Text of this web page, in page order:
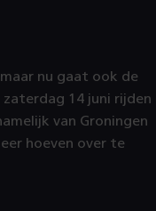
nu gaat ook de
14 juni rijden
van Groningen
hoeven over te